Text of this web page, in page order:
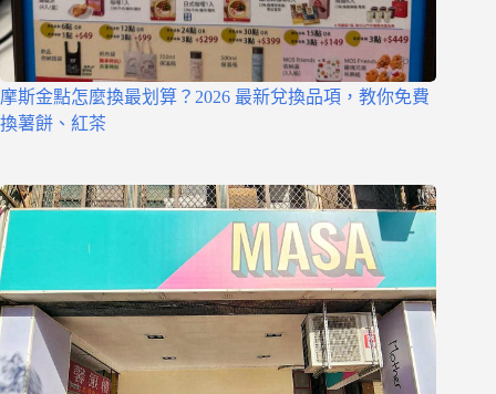
摩斯金點怎麼換最划算？2026 最新兌換品項，教你免費
換薯餅、紅茶